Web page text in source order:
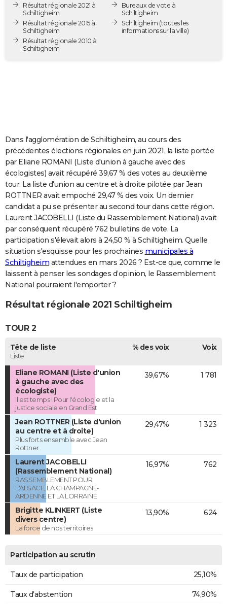
Destinations
City break
Voyage nature
Voyage de noces
Forum
PHOTO
GUIDES D'ACHAT
BONS PLANS
COPAINS D'AVANT
S'inscrire
Se connecter
Lycées
Collèges
Primaires
Universités
Entreprises
Service militaire
Avis de recherche
FORUM
Bricolage
Lifestyle
Culture
Sport
Auto
Television
Voyage
Cinema
Résultat régionale 2021 à
Schiltigheim
Résultat régionale 2015 à
Schiltigheim
Résultat régionale 2010 à
Schiltigheim
Bureaux de vote à
Schiltigheim
Schiltigheim (toutes les
informations sur la ville)
Dans l'agglomération de Schiltigheim, au cours des
précédentes élections régionales en juin 2021, la liste portée
par Eliane ROMANI (Liste d'union à gauche avec des
écologistes) avait récupéré 39,67 % des votes au deuxième
tour. La liste d'union au centre et à droite pilotée par Jean
ROTTNER avait empoché 29,47 % des voix. Un dernier
candidat a pu se présenter au second tour dans cette région.
Laurent JACOBELLI (Liste du Rassemblement National) avait
par conséquent récupéré 762 bulletins de vote. La
participation s'élevait alors à 24,50 % à Schiltigheim. Quelle
situation s'esquisse pour les prochaines municipales à
Schiltigheim attendues en mars 2026 ? Est-ce que, comme le
laissent à penser les sondages d’opinion, le Rassemblement
National pourraient l'emporter ?
Résultat régionale 2021 Schiltigheim
TOUR 2
Tête de liste
Liste
% des voix Voix
Eliane ROMANI (Liste d'union
à gauche avec des
écologiste)
Il est temps ! Pour l'écologie et la
justice sociale en Grand Est
39,67% 1 781
Jean ROTTNER (Liste d'union
au centre et à droite)
Plus forts ensemble avec Jean
Rottner
29,47% 1 323
Laurent JACOBELLI
(Rassemblement National)
RASSEMBLEMENT POUR
L'ALSACE, LA CHAMPAGNE-
ARDENNE ET LA LORRAINE
16,97% 762
Brigitte KLINKERT (Liste
divers centre)
La force de nos territoires
13,90% 624
Participation au scrutin
Taux de participation 25,10%
Taux d'abstention 74,90%